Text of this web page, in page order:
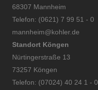
68307 Mannheim
Telefon: (0621) 7 99 51 - 0
mannheim@kohler.de
Standort Köngen
Nürtingerstraße 13
73257 Köngen
Telefon: (07024) 40 24 1 - 0